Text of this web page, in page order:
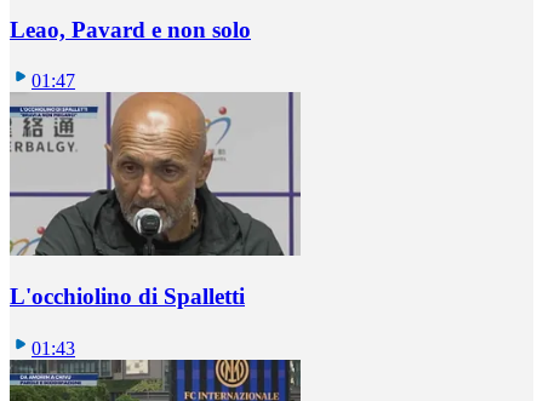
Leao, Pavard e non solo
01:47
L'occhiolino di Spalletti
01:43